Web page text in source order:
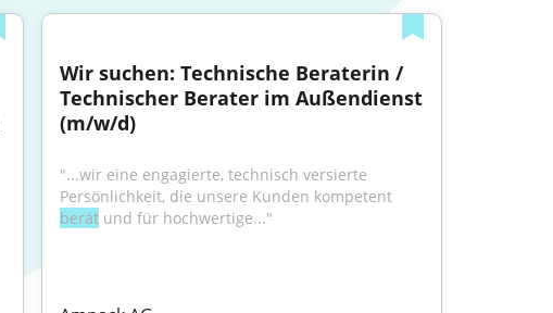
Wir suchen: Technische Beraterin /
Technischer Berater im Außendienst
(m/w/d)
"...wir eine engagierte, technisch versierte
Persönlichkeit, die unsere Kunden kompetent
berät und für hochwertige..."